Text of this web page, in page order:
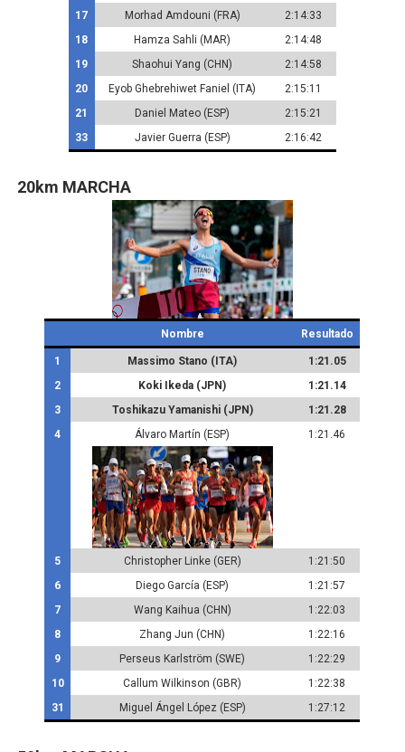
17
Morhad Amdouni (FRA)
2:14:33
18
Hamza Sahli (MAR)
2:14:48
19
Shaohui Yang (CHN)
2:14:58
20
Eyob Ghebrehiwet Faniel (ITA)
2:15:11
21
Daniel Mateo (ESP)
2:15:21
33
Javier Guerra (ESP) 2:16:42
20km MARCHA
Nombre Resultado
1 Massimo Stano (ITA)
1:21.05
2
Koki Ikeda (JPN)
1:21.14
3
Toshikazu Yamanishi (JPN)
1:21.28
4
Álvaro Martín (ESP) 1:21.46
5 Christopher Linke (GER)
1:21:50
6
Diego García (ESP)
1:21:57
7
Wang Kaihua (CHN)
1:22:03
8
Zhang Jun (CHN)
1:22:16
9
Perseus Karlström (SWE)
1:22:29
10
Callum Wilkinson (GBR)
1:22:38
31
Miguel Ángel López (ESP) 1:27:12